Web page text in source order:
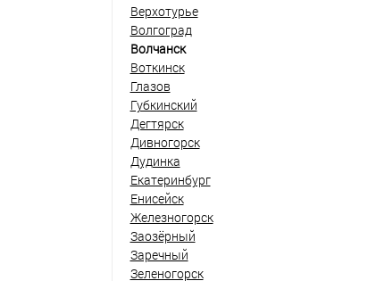
Верхотурье
Волгоград
Волчанск
Воткинск
Глазов
Губкинский
Дегтярск
Дивногорск
Дудинка
Екатеринбург
Енисейск
Железногорск
Заозёрный
Заречный
Зеленогорск